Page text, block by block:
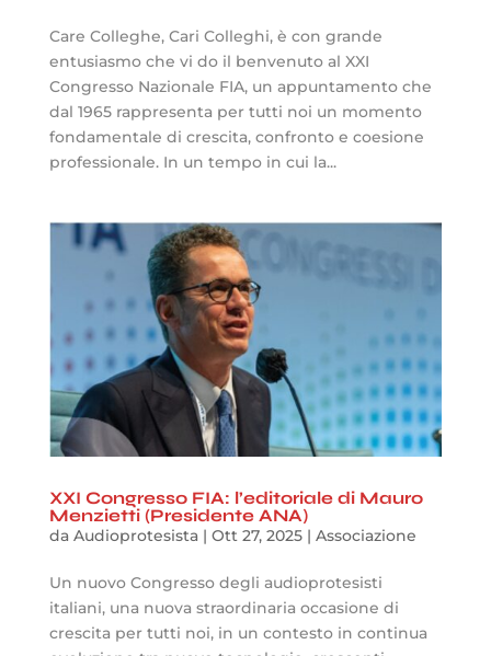
Care Colleghe, Cari Colleghi, è con grande
entusiasmo che vi do il benvenuto al XXI
Congresso Nazionale FIA, un appuntamento che
dal 1965 rappresenta per tutti noi un momento
fondamentale di crescita, confronto e coesione
professionale. In un tempo in cui la...
XXI Congresso FIA: l’editoriale di Mauro
Menzietti (Presidente ANA)
da Audioprotesista| Ott 27, 2025| Associazione
Un nuovo Congresso degli audioprotesisti
italiani, una nuova straordinaria occasione di
crescita per tutti noi, in un contesto in continua